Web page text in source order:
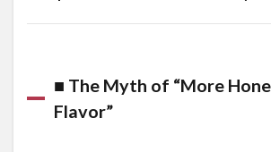
■ The Myth of “More
Flavor”